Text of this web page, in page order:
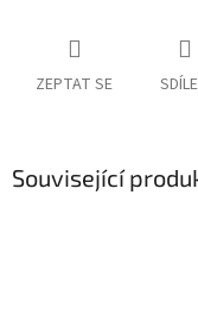
ZEPTAT SE
Související